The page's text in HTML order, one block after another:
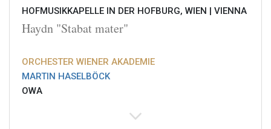
HOFMUSIKKAPELLE IN DER HOFBURG, WIEN | VIENNA
Haydn "Stabat mater"
ORCHESTER WIENER AKADEMIE
MARTIN HASELBÖCK
OWA